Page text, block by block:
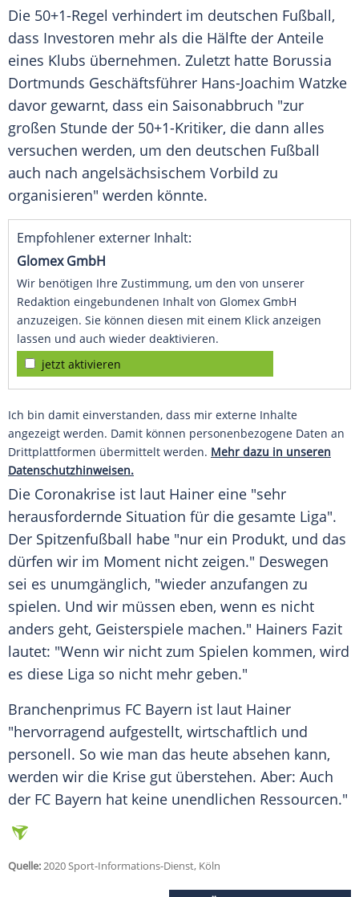
Die 50+1-Regel verhindert im deutschen Fußball,
dass Investoren mehr als die Hälfte der Anteile
eines Klubs übernehmen. Zuletzt hatte Borussia
Dortmunds Geschäftsführer Hans-Joachim Watzke
davor gewarnt, dass ein Saisonabbruch "zur
großen Stunde der 50+1-Kritiker, die dann alles
versuchen werden, um den deutschen Fußball
auch nach angelsächsischem Vorbild zu
organisieren" werden könnte.
Empfohlener externer Inhalt:
Glomex GmbH
Wir benötigen Ihre Zustimmung, um den von unserer
Redaktion eingebundenen Inhalt von Glomex GmbH
anzuzeigen. Sie können diesen mit einem Klick anzeigen
lassen und auch wieder deaktivieren.
jetzt aktivieren
Ich bin damit einverstanden, dass mir externe Inhalte
angezeigt werden. Damit können personenbezogene Daten an
Drittplattformen übermittelt werden. Mehr dazu in unseren
Datenschutzhinweisen.
Die Coronakrise ist laut Hainer eine "sehr
herausfordernde Situation für die gesamte Liga".
Der Spitzenfußball habe "nur ein Produkt, und das
dürfen wir im Moment nicht zeigen." Deswegen
sei es unumgänglich, "wieder anzufangen zu
spielen. Und wir müssen eben, wenn es nicht
anders geht, Geisterspiele machen." Hainers Fazit
lautet: "Wenn wir nicht zum Spielen kommen, wird
es diese Liga so nicht mehr geben."
Branchenprimus FC Bayern ist laut Hainer
"hervorragend aufgestellt, wirtschaftlich und
personell. So wie man das heute absehen kann,
werden wir die Krise gut überstehen. Aber: Auch
der FC Bayern hat keine unendlichen Ressourcen."
Quelle:2020 Sport-Informations-Dienst, Köln